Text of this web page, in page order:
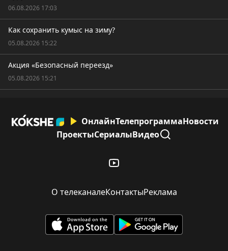
06.08.2026 17:03
Как сохранить кумыс на зиму?
05.08.2026 15:22
Акция «Безопасный переезд»
05.08.2026 15:21
ОнлайнТелепрограммаНовости
ПроектыСериалыВидео
О телеканалеКонтактыРеклама